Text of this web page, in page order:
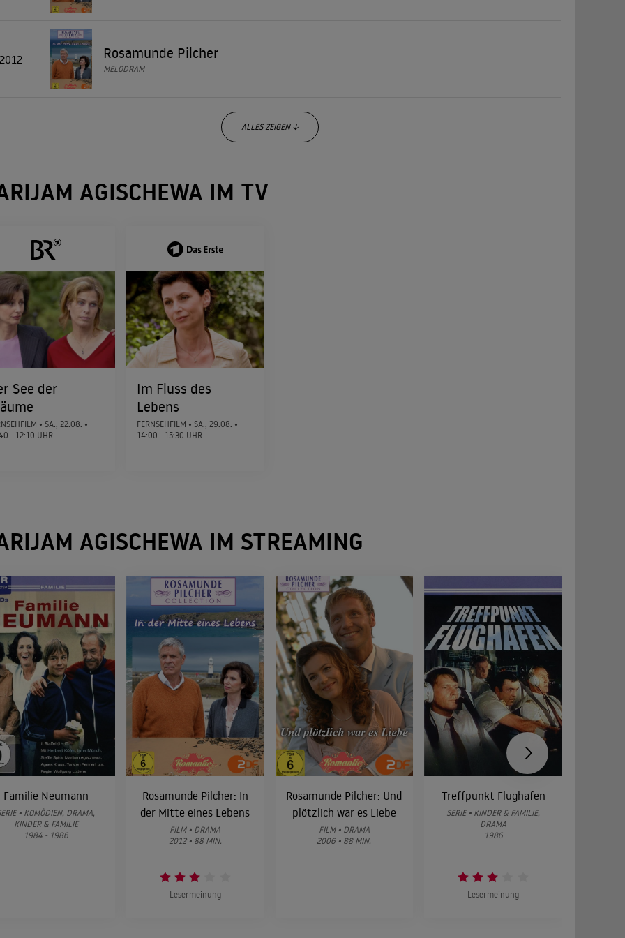
2012 Rosamunde Pilcher
MELODRAM
ALLES ZEIGEN ↓
2012
MELODRAM
Im Fluss des Lebens
2007 Im Tal der wilden Rosen - Ritt ins Glück
MELODRAM
2006 Eine Liebe in Königsberg
TRAGIKOMÖDIE
THRILLER
1984 Klassenkameraden
KRIMINALFILM
AGISCHEWA IM TV
See der
• SA., 22.08. •
- 12:10 UHR
Im Fluss des
Lebens
FERNSEHFILM • SA., 29.08. •
14:00 - 15:30 UHR
AGISCHEWA IM STREAMING
Familie Neumann
• KOMÖDIEN, DRAMA,
KINDER & FAMILIE
1984 - 1986
Rosamunde Pilcher: In
der Mitte eines Lebens
FILM • DRAMA
2012 • 88 MIN.
Lesermeinung
Rosamunde Pilcher: Und
plötzlich war es Liebe
FILM • DRAMA
2006 • 88 MIN.
Treffpunkt Flughafen
SERIE • KINDER & FAMILIE,
DRAMA
1986
Lesermeinung